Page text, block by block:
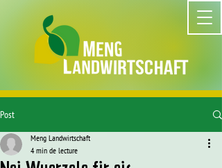
Post
Meng Landwirtschaft
4 min de lecture